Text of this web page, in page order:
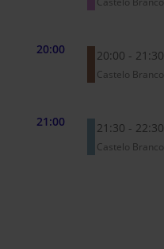
20:00 20:00 - 21:30
Castelo Branco
21:00 21:30 - 22:30
Castelo Branco